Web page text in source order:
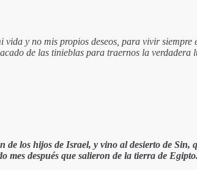
vida y no mis propios deseos, para vivir siempre
de las tinieblas para traernos la verdadera
los hijos de Israel, y vino al desierto de Sin,
mes después que salieron de la tierra de